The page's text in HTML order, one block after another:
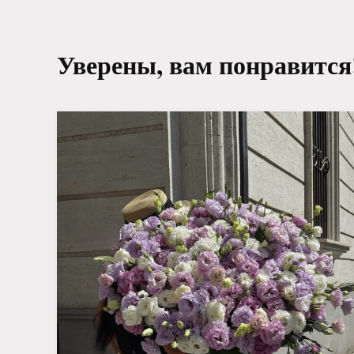
Уверены, вам